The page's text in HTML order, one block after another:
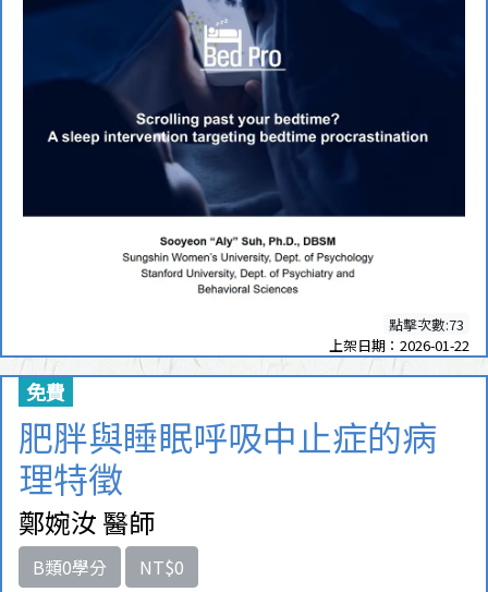
點擊次數:73
上架日期：2026-01-22
免費
肥胖與睡眠呼吸中止症的病
理特徵
鄭婉汝 醫師
B類0學分 NT$0